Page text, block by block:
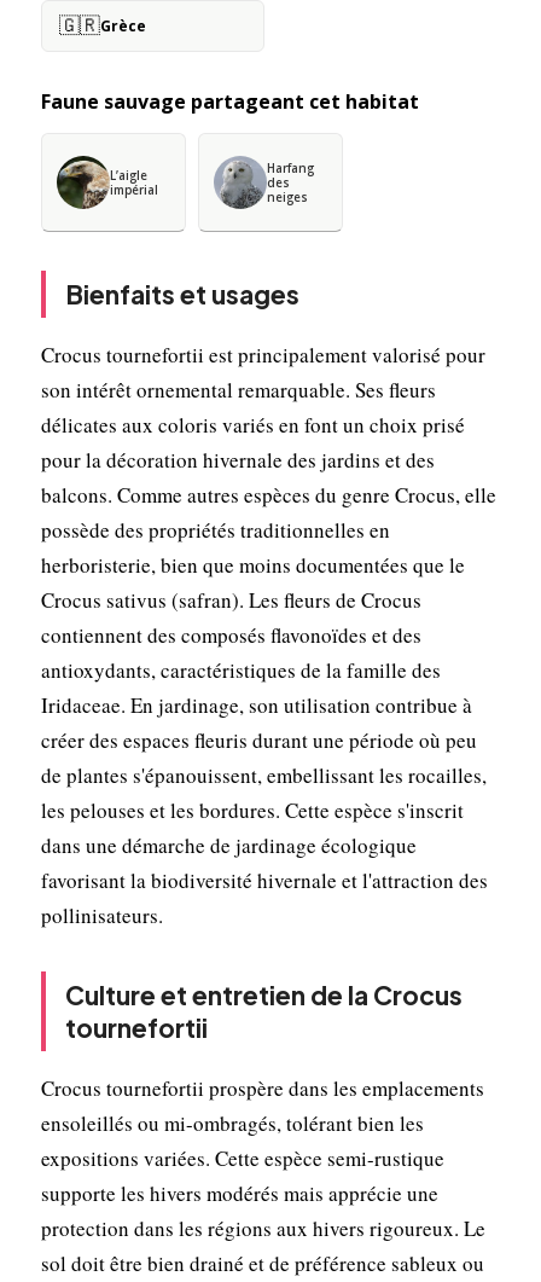
🇬🇷Grèce
Faune sauvage partageant cet habitat
L’aigle
impérial
Harfang
des
neiges
Bienfaits et usages
Crocus tournefortii est principalement valorisé pour
son intérêt ornemental remarquable. Ses fleurs
délicates aux coloris variés en font un choix prisé
pour la décoration hivernale des jardins et des
balcons. Comme autres espèces du genre Crocus, elle
possède des propriétés traditionnelles en
herboristerie, bien que moins documentées que le
Crocus sativus (safran). Les fleurs de Crocus
contiennent des composés flavonoïdes et des
antioxydants, caractéristiques de la famille des
Iridaceae. En jardinage, son utilisation contribue à
créer des espaces fleuris durant une période où peu
de plantes s'épanouissent, embellissant les rocailles,
les pelouses et les bordures. Cette espèce s'inscrit
dans une démarche de jardinage écologique
favorisant la biodiversité hivernale et l'attraction des
pollinisateurs.
Culture et entretien de la Crocus
tournefortii
Crocus tournefortii prospère dans les emplacements
ensoleillés ou mi-ombragés, tolérant bien les
expositions variées. Cette espèce semi-rustique
supporte les hivers modérés mais apprécie une
protection dans les régions aux hivers rigoureux. Le
sol doit être bien drainé et de préférence sableux ou